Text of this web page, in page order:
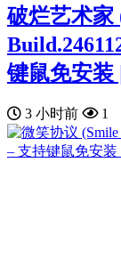
破烂艺术家
键鼠免安装
3 小时前 1